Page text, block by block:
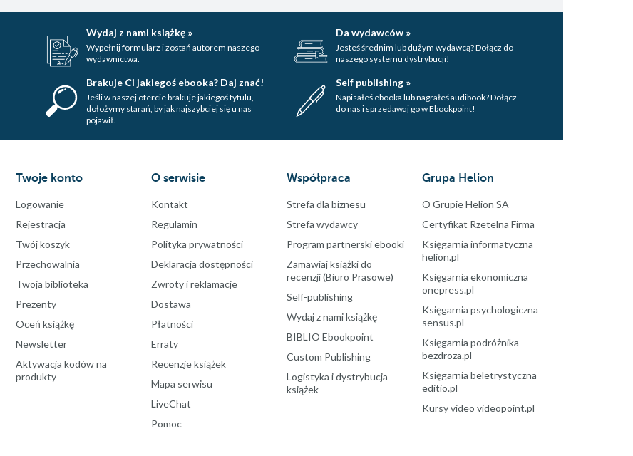
Wydaj z nami książkę »
Wypełnij formularz i zostań autorem naszego
wydawnictwa.
Da wydawców »
Jesteś średnim lub dużym wydawcą? Dołącz do
naszego systemu dystrybucji!
Brakuje Ci jakiegoś ebooka? Daj znać!
Jeśli w naszej ofercie brakuje jakiegoś tytulu,
dołożymy starań, by jak najszybciej się u nas
pojawił.
Self publishing »
Napisałeś ebooka lub nagrałeś audibook? Dołącz
do nas i sprzedawaj go w Ebookpoint!
Twoje konto
Logowanie
Rejestracja
Twój koszyk
Przechowalnia
Twoja biblioteka
Prezenty
Oceń książkę
Newsletter
Aktywacja kodów na
produkty
O serwisie
Kontakt
Regulamin
Polityka prywatności
Deklaracja dostępności
Zwroty i reklamacje
Dostawa
Płatności
Erraty
Recenzje książek
Mapa serwisu
LiveChat
Pomoc
Współpraca
Strefa dla biznesu
Strefa wydawcy
Program partnerski ebooki
Zamawiaj książki do
recenzji (Biuro Prasowe)
Self-publishing
Wydaj z nami książkę
BIBLIO Ebookpoint
Custom Publishing
Logistyka i dystrybucja
książek
Grupa Helion
O Grupie Helion SA
Certyfikat Rzetelna Firma
Księgarnia informatyczna
helion.pl
Księgarnia ekonomiczna
onepress.pl
Księgarnia psychologiczna
sensus.pl
Księgarnia podróżnika
bezdroza.pl
Księgarnia beletrystyczna
editio.pl
Kursy video videopoint.pl